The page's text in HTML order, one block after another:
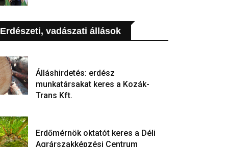
Erdészeti, vadászati állások
Álláshirdetés: erdész
munkatársakat keres a Kozák-
Trans Kft.
Erdőmérnök oktatót keres a Déli
Agrárszakképzési Centrum